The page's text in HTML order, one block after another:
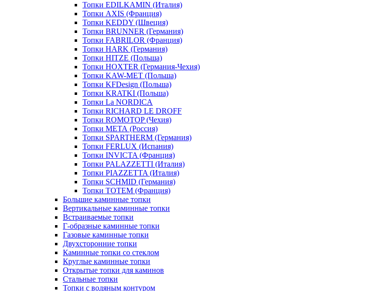
Топки EDILKAMIN (Италия)
Топки AXIS (Франция)
Топки KEDDY (Швеция)
Топки BRUNNER (Германия)
Топки FABRILOR (Франция)
Топки HARK (Германия)
Топки HITZE (Польша)
Топки HOXTER (Германия-Чехия)
Топки KAW-MET (Польша)
Топки KFDesign (Польша)
Топки KRATKI (Польша)
Топки La NORDICA
Топки RICHARD LE DROFF
Топки ROMOTOP (Чехия)
Топки МЕТА (Россия)
Топки SPARTHERM (Германия)
Топки FERLUX (Испания)
Топки INVICTA (Франция)
Топки PALAZZETTI (Италия)
Топки PIAZZETTA (Италия)
Топки SCHMID (Германия)
Топки TOTEM (Франция)
Большие каминные топки
Вертикальные каминные топки
Встраиваемые топки
Г-образные каминные топки
Газовые каминные топки
Двухсторонние топки
Каминные топки со стеклом
Круглые каминные топки
Открытые топки для каминов
Стальные топки
Топки с водяным контуром